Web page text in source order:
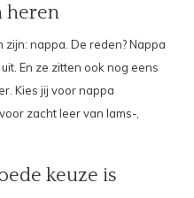
heren
nappa. De reden? Nappa
En ze zitten ook nog eens
Kies jij voor nappa
zacht leer van lams-,
keuze is